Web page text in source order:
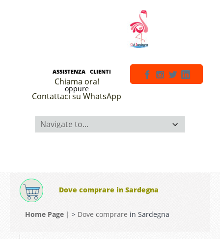
ASSISTENZA CLIENTI
Chiama ora!
oppure
Contattaci su WhatsApp
Dove comprare in Sardegna
Home Page |> Dove comprare in Sardegna